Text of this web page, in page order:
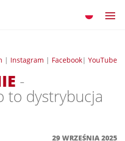
| Instagram | Facebook| YouTube
-
to dystrybucja
29 WRZEŚNIA 2025